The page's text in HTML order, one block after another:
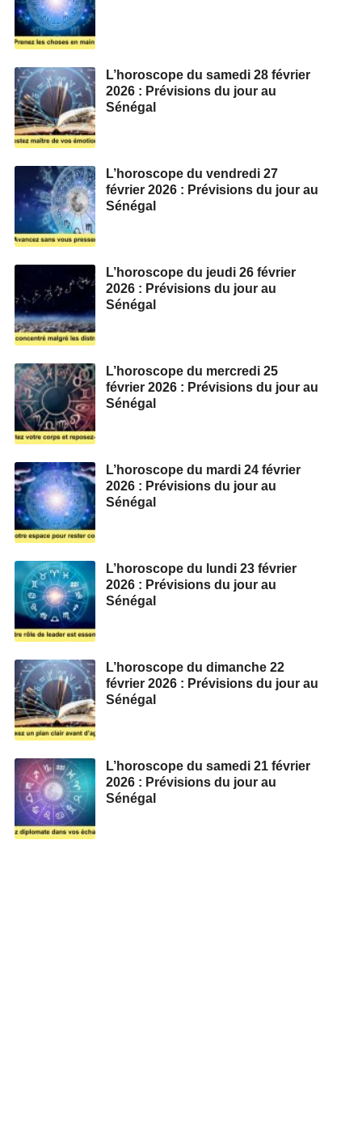
L’horoscope du samedi 28 février
2026 : Prévisions du jour au
Sénégal
L’horoscope du vendredi 27
février 2026 : Prévisions du jour au
Sénégal
L’horoscope du jeudi 26 février
2026 : Prévisions du jour au
Sénégal
L’horoscope du mercredi 25
février 2026 : Prévisions du jour au
Sénégal
L’horoscope du mardi 24 février
2026 : Prévisions du jour au
Sénégal
L’horoscope du lundi 23 février
2026 : Prévisions du jour au
Sénégal
L’horoscope du dimanche 22
février 2026 : Prévisions du jour au
Sénégal
L’horoscope du samedi 21 février
2026 : Prévisions du jour au
Sénégal